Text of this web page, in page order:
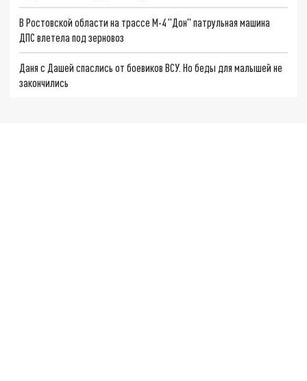
В Ростовской области на трассе М-4 "Дон" патрульная машина
ДПС влетела под зерновоз
Даня с Дашей спаслись от боевиков ВСУ. Но беды для малышей не
закончились